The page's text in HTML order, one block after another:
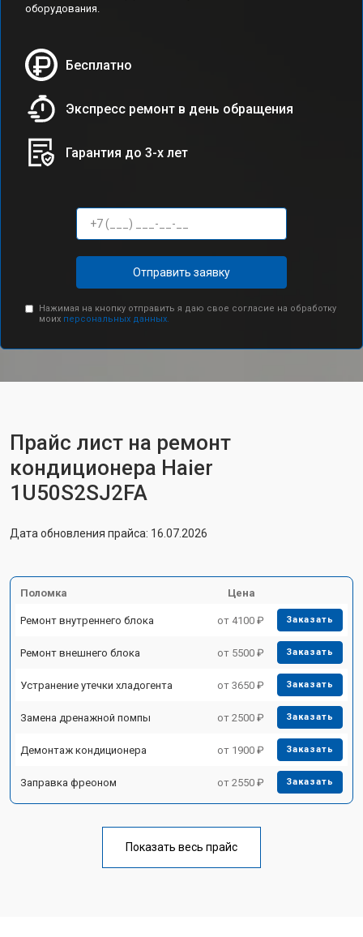
оборудования.
Бесплатно
Экспресс ремонт в день обращения
Гарантия до 3-х лет
Отправить заявку
Нажимая на кнопку отправить я даю свое согласие на обработку
моих персональных данных.
Прайс лист на ремонт
кондиционера Haier
1U50S2SJ2FA
Дата обновления прайса: 16.07.2026
Поломка Цена
Ремонт внутреннего блока от 4100 ₽ Заказать
Ремонт внешнего блока от 5500 ₽ Заказать
Устранение утечки хладогента от 3650 ₽ Заказать
Замена дренажной помпы от 2500 ₽ Заказать
Демонтаж кондиционера от 1900 ₽ Заказать
Заправка фреоном от 2550 ₽ Заказать
Показать весь прайс